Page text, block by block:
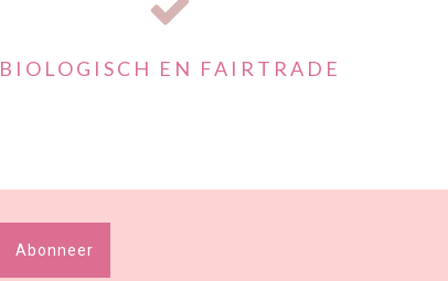
BIOLOGISCH EN FAIRTRADE
Abonneer